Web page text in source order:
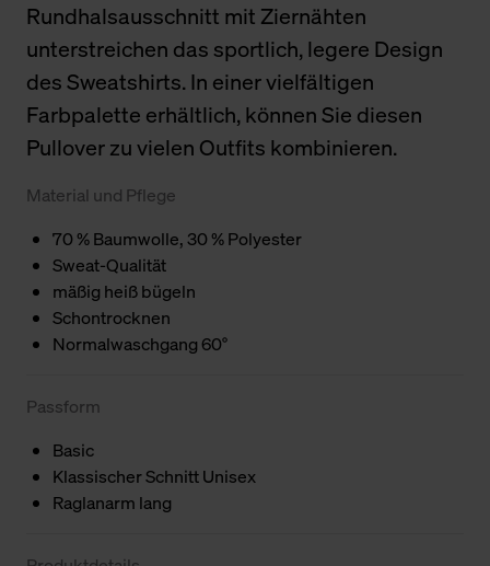
Rundhalsausschnitt mit Ziernähten
unterstreichen das sportlich, legere Design
des Sweatshirts. In einer vielfältigen
Farbpalette erhältlich, können Sie diesen
Pullover zu vielen Outfits kombinieren.
Material und Pflege
70 % Baumwolle, 30 % Polyester
Sweat-Qualität
mäßig heiß bügeln
Schontrocknen
Normalwaschgang 60°
Passform
Basic
Klassischer Schnitt Unisex
Raglanarm lang